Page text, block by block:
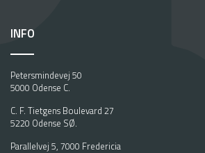
INFO
Petersmindevej 50
5000 Odense C.
C. F. Tietgens Boulevard 27
5220 Odense SØ.
Parallelvej 5, 7000 Fredericia